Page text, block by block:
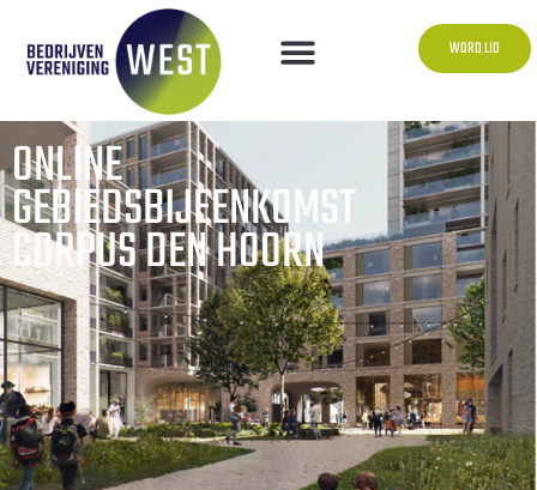
WORD LID
ONLINE
GEBIEDSBIJEENKOMST
CORPUS DEN HOORN